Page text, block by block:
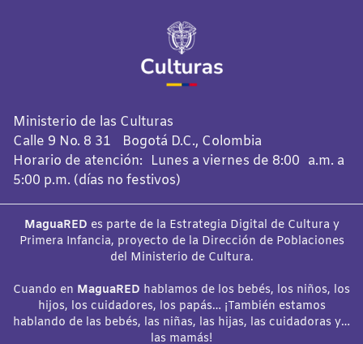
Ministerio de las Culturas
Calle 9 No. 8 31 Bogotá D.C., Colombia
Horario de atención: Lunes a viernes de 8:00 a.m. a
5:00 p.m. (días no festivos)
MaguaRED es parte de la Estrategia Digital de Cultura y
Primera Infancia, proyecto de la Dirección de Poblaciones
del Ministerio de Cultura.
Cuando en MaguaRED hablamos de los bebés, los niños, los
hijos, los cuidadores, los papás… ¡También estamos
hablando de las bebés, las niñas, las hijas, las cuidadoras y…
las mamás!